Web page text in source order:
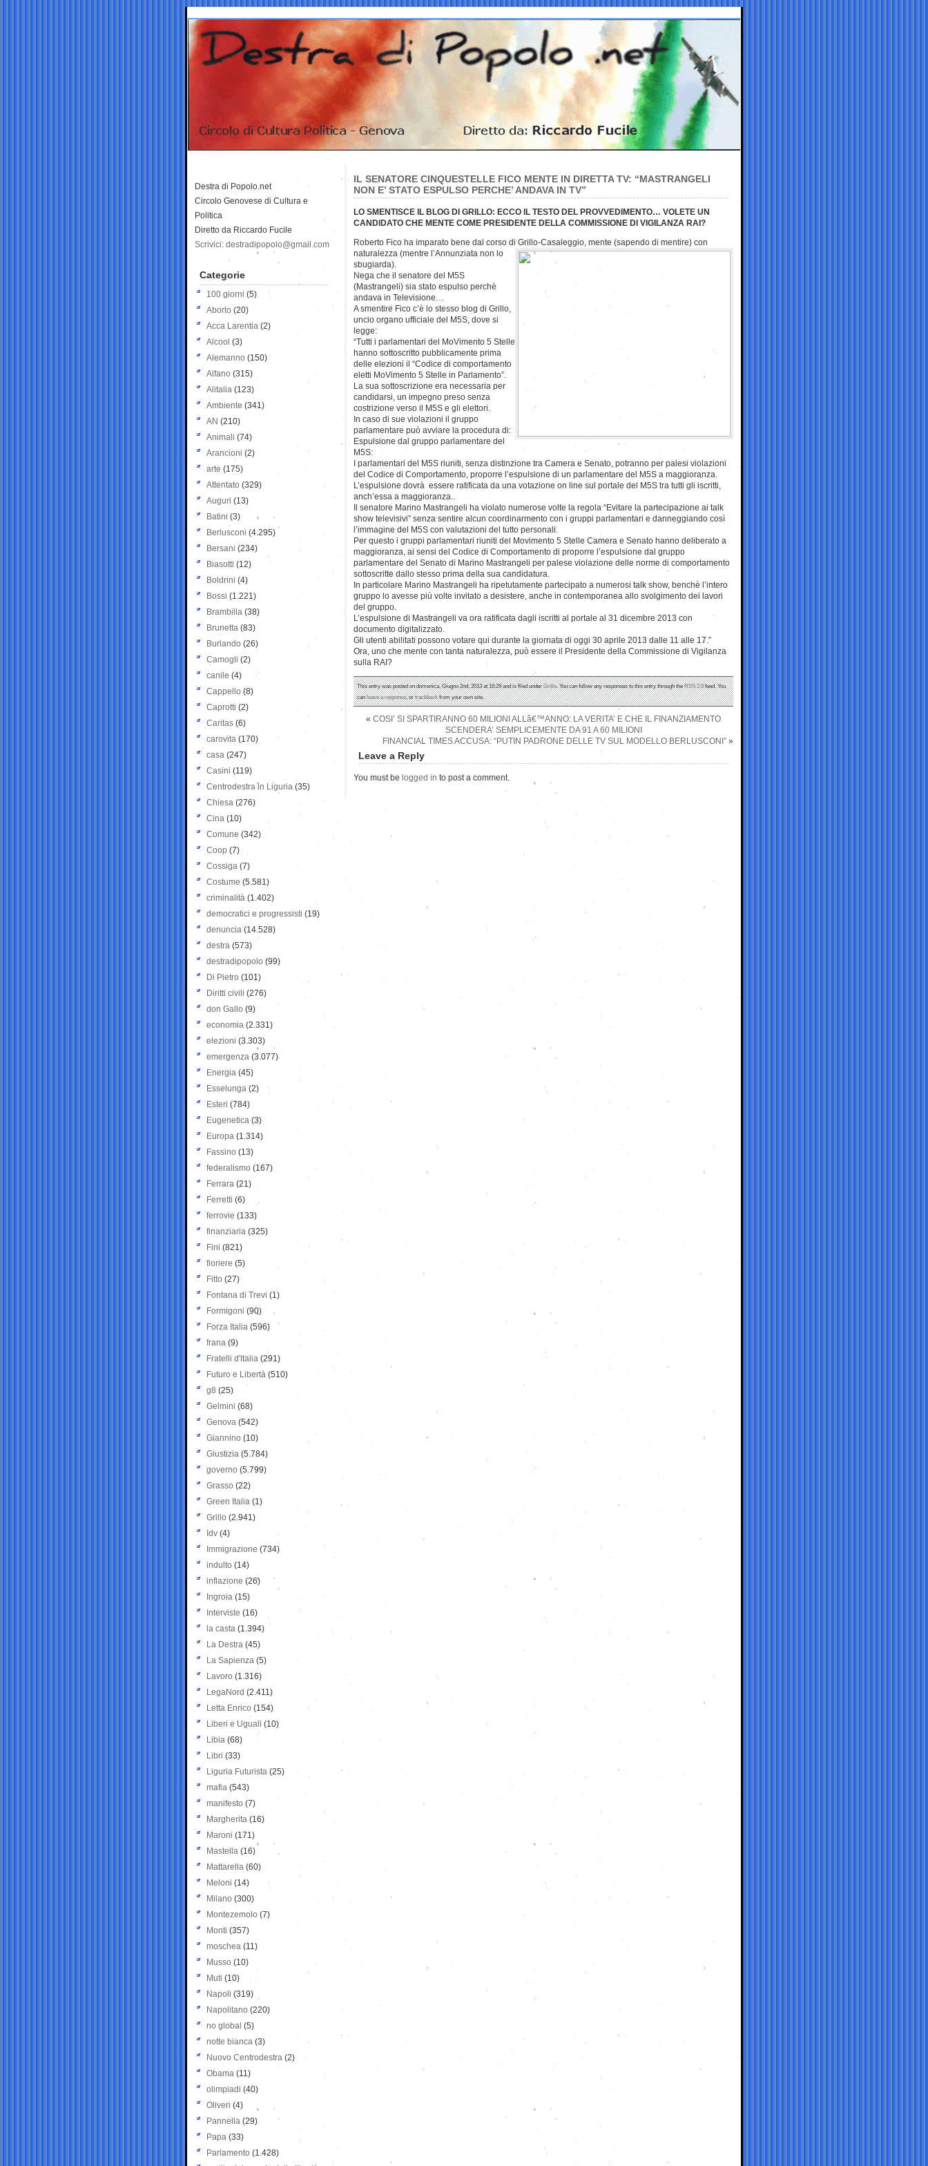
IL SENATORE CINQUESTELLE FICO MENTE IN DIRETTA TV: “MASTRANGELI
NON E’ STATO ESPULSO PERCHE’ ANDAVA IN TV”
LO SMENTISCE IL BLOG DI GRILLO: ECCO IL TESTO DEL PROVVEDIMENTO… VOLETE UN
CANDIDATO CHE MENTE COME PRESIDENTE DELLA COMMISSIONE DI VIGILANZA RAI?
Roberto Fico ha imparato bene dal corso di Grillo-Casaleggio, mente (sapendo di mentire) con
naturalezza (mentre l’Annunziata non lo
sbugiarda).
Nega che il senatore del M5S
(Mastrangeli) sia stato espulso perchè
andava in Televisione…
A smentire Fico c’è lo stesso blog di Grillo,
uncio organo ufficiale del M5S, dove si
legge:
“Tutti i parlamentari del MoVimento 5 Stelle
hanno sottoscritto pubblicamente prima
delle elezioni il “Codice di comportamento
eletti MoVimento 5 Stelle in Parlamento”.
La sua sottoscrizione era necessaria per
candidarsi, un impegno preso senza
costrizione verso il M5S e gli elettori.
In caso di sue violazioni il gruppo
parlamentare può avviare la procedura di:
Espulsione dal gruppo parlamentare del
M5S:
I parlamentari del M5S riuniti, senza distinzione tra Camera e Senato, potranno per palesi violazioni
del Codice di Comportamento, proporre l’espulsione di un parlamentare del M5S a maggioranza.
L’espulsione dovrà essere ratificata da una votazione on line sul portale del M5S tra tutti gli iscritti,
anch’essa a maggioranza..
Il senatore Marino Mastrangeli ha violato numerose volte la regola “Evitare la partecipazione ai talk
show televisivi” senza sentire alcun coordinarmento con i gruppi parlamentari e danneggiando così
l’immagine del M5S con valutazioni del tutto personali.
Per questo i gruppi parlamentari riuniti del Movimento 5 Stelle Camera e Senato hanno deliberato a
maggioranza, ai sensi del Codice di Comportamento di proporre l’espulsione dal gruppo
parlamentare del Senato di Marino Mastrangeli per palese violazione delle norme di comportamento
sottoscritte dallo stesso prima della sua candidatura.
In particolare Marino Mastrangeli ha ripetutamente partecipato a numerosi talk show, benchè l’intero
gruppo lo avesse più volte invitato a desistere, anche in contemporanea allo svolgimento dei lavori
del gruppo.
L’espulsione di Mastrangeli va ora ratificata dagli iscritti al portale al 31 dicembre 2013 con
documento digitalizzato.
Gli utenti abilitati possono votare qui durante la giornata di oggi 30 aprile 2013 dalle 11 alle 17.”
Ora, uno che mente con tanta naturalezza, può essere il Presidente della Commissione di Vigilanza
sulla RAI?
This entry was posted on domenica, Giugno 2nd, 2013 at 16:29 and is filed underGrillo. You can follow any responses to this entry through theRSS 2.0feed. You
canleave a response, ortrackbackfrom your own site.
« COSI’ SI SPARTIRANNO 60 MILIONI ALLâ€™ANNO: LA VERITA’ E CHE IL FINANZIAMENTO
SCENDERA’ SEMPLICEMENTE DA 91 A 60 MILIONI
FINANCIAL TIMES ACCUSA: “PUTIN PADRONE DELLE TV SUL MODELLO BERLUSCONI” »
Leave a Reply
You must be logged in to post a comment.
Destra di Popolo.net
Circolo Genovese di Cultura e
Politica
Diretto da Riccardo Fucile
Scrivici: destradipopolo@gmail.com
Categorie
100 giorni (5)
Aborto (20)
Acca Larentia (2)
Alcool (3)
Alemanno (150)
Alfano (315)
Alitalia (123)
Ambiente (341)
AN (210)
Animali (74)
Arancioni (2)
arte (175)
Attentato (329)
Auguri (13)
Batini (3)
Berlusconi (4.295)
Bersani (234)
Biasotti (12)
Boldrini (4)
Bossi (1.221)
Brambilla (38)
Brunetta (83)
Burlando (26)
Camogli (2)
canile (4)
Cappello (8)
Caprotti (2)
Caritas (6)
carovita (170)
casa (247)
Casini (119)
Centrodestra in Liguria (35)
Chiesa (276)
Cina (10)
Comune (342)
Coop (7)
Cossiga (7)
Costume (5.581)
criminalità (1.402)
democratici e progressisti (19)
denuncia (14.528)
destra (573)
destradipopolo (99)
Di Pietro (101)
Diritti civili (276)
don Gallo (9)
economia (2.331)
elezioni (3.303)
emergenza (3.077)
Energia (45)
Esselunga (2)
Esteri (784)
Eugenetica (3)
Europa (1.314)
Fassino (13)
federalismo (167)
Ferrara (21)
Ferretti (6)
ferrovie (133)
finanziaria (325)
Fini (821)
fioriere (5)
Fitto (27)
Fontana di Trevi (1)
Formigoni (90)
Forza Italia (596)
frana (9)
Fratelli d'Italia (291)
Futuro e Libertà (510)
g8 (25)
Gelmini (68)
Genova (542)
Giannino (10)
Giustizia (5.784)
governo (5.799)
Grasso (22)
Green Italia (1)
Grillo (2.941)
Idv (4)
Immigrazione (734)
indulto (14)
inflazione (26)
Ingroia (15)
Interviste (16)
la casta (1.394)
La Destra (45)
La Sapienza (5)
Lavoro (1.316)
LegaNord (2.411)
Letta Enrico (154)
Liberi e Uguali (10)
Libia (68)
Libri (33)
Liguria Futurista (25)
mafia (543)
manifesto (7)
Margherita (16)
Maroni (171)
Mastella (16)
Mattarella (60)
Meloni (14)
Milano (300)
Montezemolo (7)
Monti (357)
moschea (11)
Musso (10)
Muti (10)
Napoli (319)
Napolitano (220)
no global (5)
notte bianca (3)
Nuovo Centrodestra (2)
Obama (11)
olimpiadi (40)
Oliveri (4)
Pannella (29)
Papa (33)
Parlamento (1.428)